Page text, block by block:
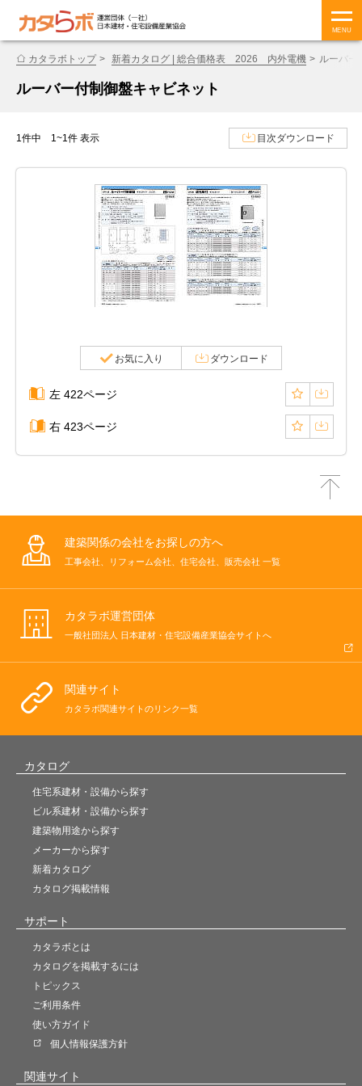
MENU
カタラボトップ 新着カタログ | 総合価格表 2026 内外電機 ルーバー
ルーバー付制御盤キャビネット
1件中 1~1件 表示 目次ダウンロード
お気に入り ダウンロード
左 422ページ
右 423ページ
建築関係の会社をお探しの方へ
工事会社、リフォーム会社、住宅会社、販売会社 一覧
カタラボ運営団体
一般社団法人 日本建材・住宅設備産業協会サイトへ
関連サイト
カタラボ関連サイトのリンク一覧
カタログ
住宅系建材・設備から探す
ビル系建材・設備から探す
建築物用途から探す
メーカーから探す
新着カタログ
カタログ掲載情報
サポート
カタラボとは
カタログを掲載するには
トピックス
ご利用条件
使い方ガイド
個人情報保護方針
関連サイト